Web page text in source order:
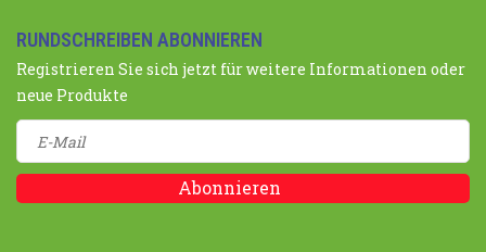
RUNDSCHREIBEN ABONNIEREN
Registrieren Sie sich jetzt für weitere Informationen oder
neue Produkte
Abonnieren